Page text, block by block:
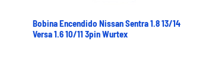
Bobina Encendido Nissan Sentra 1.8 13/14
Versa 1.6 10/11 3pin Wurtex